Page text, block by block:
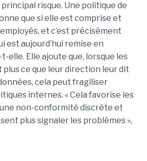
risque. Une politique de
que si elle est comprise et
et c’est précisément
est aujourd’hui remise en
elle. Elle ajoute que, lorsque les
ce que leur direction leur dit
cela peut fragiliser
internes. « Cela favorise les
non-conformité discrète et
plus signaler les problèmes »,